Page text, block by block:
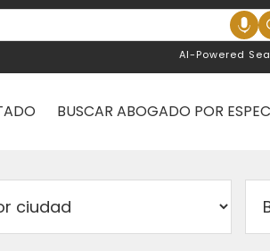
AI-Powered
BUSCAR ABOGADO POR